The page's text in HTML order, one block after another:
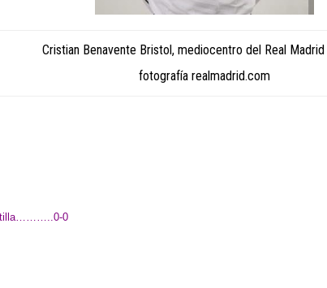
Cristian Benavente Bristol, mediocentro del Real Madrid
fotografía realmadrid.com
0